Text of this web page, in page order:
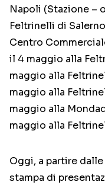
Napoli (Stazione –
Feltrinelli di
Centro
il 4 maggio alla
maggio alla
maggio alla
maggio alla
maggio alla
Oggi, a partire
stampa di